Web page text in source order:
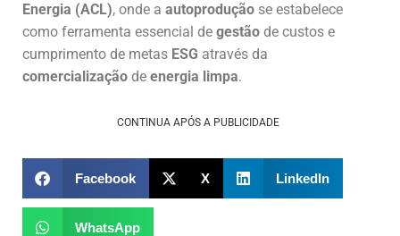
Energia (ACL), onde a autoprodução se estabelece
como ferramenta essencial de gestão de custos e
cumprimento de metas ESG através da
comercialização de energia limpa.
CONTINUA APÓS A PUBLICIDADE
Facebook X LinkedIn
WhatsApp